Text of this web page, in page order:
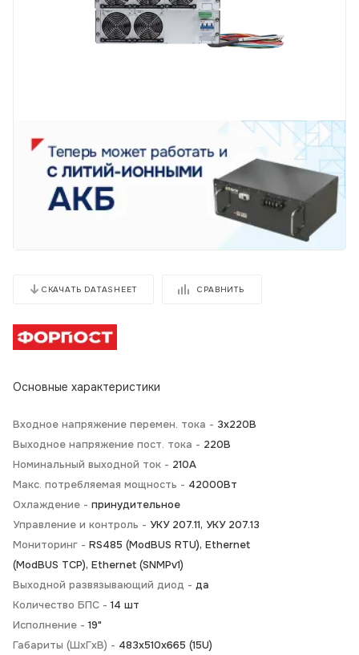
СКАЧАТЬ DATASHEET СРАВНИТЬ
Основные характеристики
Входное напряжение перемен. тока - 3х220В
Выходное напряжение пост. тока - 220В
Номинальный выходной ток - 210А
Макс. потребляемая мощность - 42000Вт
Охлаждение - принудительное
Управление и контроль - УКУ 207.11, УКУ 207.13
Мониторинг - RS485 (ModBUS RTU), Ethernet
(ModBUS TCP), Ethernet (SNMPv1)
Выходной развязывающий диод - да
Количество БПС - 14 шт
Исполнение - 19"
Габариты (ШхГхВ) - 483х510х665 (15U)